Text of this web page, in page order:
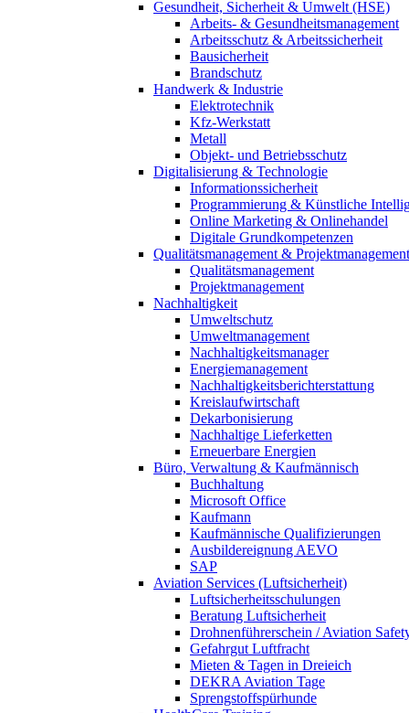
Gesundheit, Sicherheit & Umwelt (HSE)
Arbeits- & Gesundheitsmanagement
Arbeitsschutz & Arbeitssicherheit
Bausicherheit
Brandschutz
Handwerk & Industrie
Elektrotechnik
Kfz-Werkstatt
Metall
Objekt- und Betriebsschutz
Digitalisierung & Technologie
Informationssicherheit
Programmierung & Künstliche
Online Marketing & Onlinehandel
Digitale Grundkompetenzen
Qualitätsmanagement & Projektmanagement
Qualitätsmanagement
Projektmanagement
Nachhaltigkeit
Umweltschutz
Umweltmanagement
Nachhaltigkeitsmanager
Energiemanagement
Nachhaltigkeitsberichterstattung
Kreislaufwirtschaft
Dekarbonisierung
Nachhaltige Lieferketten
Erneuerbare Energien
Büro, Verwaltung & Kaufmännisch
Buchhaltung
Microsoft Office
Kaufmann
Kaufmännische Qualifizierungen
Ausbildereignung AEVO
SAP
Aviation Services (Luftsicherheit)
Luftsicherheitsschulungen
Beratung Luftsicherheit
Drohnenführerschein / Aviation
Gefahrgut Luftfracht
Mieten & Tagen in Dreieich
DEKRA Aviation Tage
Sprengstoffspürhunde